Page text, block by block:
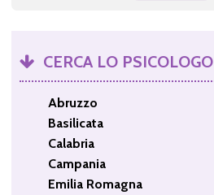
CERCA LO PSICOLOGO
Abruzzo
Basilicata
Calabria
Campania
Emilia Romagna